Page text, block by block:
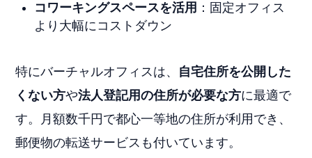
コワーキングスペースを活用 ：固定オフィス
より大幅にコストダウン
特にバーチャルオフィスは、 自宅住所を公開した
くない方や法人登記用の住所が必要な方に最適で
す。月額数千円で都心一等地の住所が利用でき、
郵便物の転送サービスも付いています。